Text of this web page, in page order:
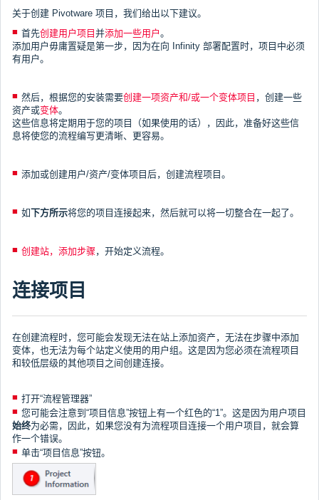
关于创建 Pivotware 项目，我们给出以下建议。
首先创建用户项目并添加一些用户。
添加用户毋庸置疑是第一步，因为在向 Infinity 部署配置时，项目中必须
有用户。
然后，根据您的安装需要创建一项资产和/或一个变体项目 ，创建一些
资产或变体。
这些信息将定期用于您的项目（如果使用的话），因此，准备好这些信
息将使您的流程编写更清晰、更容易。
添加或创建用户/资产/变体项目后，创建流程项目。
如下方所示将您的项目连接起来，然后就可以将一切整合在一起了。
创建站，添加步骤 ，开始定义流程。
连接项目
在创建流程时，您可能会发现无法在站上添加资产，无法在步骤中添加
变体，也无法为每个站定义使用的用户组。这是因为您必须在流程项目
和较低层级的其他项目之间创建连接。
打开“流程管理器”
您可能会注意到“项目信息”按钮上有一个红色的“1”。这是因为用户项目
始终为必需，因此，如果您没有为流程项目连接一个用户项目，就会算
作一个错误。
单击“项目信息”按钮。